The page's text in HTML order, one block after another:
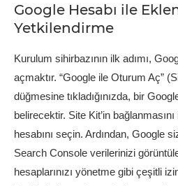
Google Hesabı ile
Yetkilendirme
Kurulum sihirbazının ilk adımı,
açmaktır. “Google ile Oturum Aç”
düğmesine tıkladığınızda, bir
belirecektir. Site Kit’in
hesabını seçin. Ardından, Google
Search Console verilerinizi
hesaplarınızı yönetme gibi çeşitli